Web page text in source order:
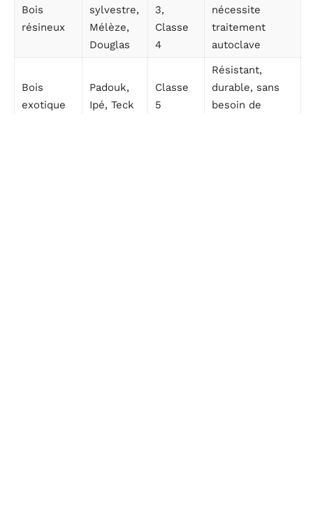
Bois
résineux
sylvestre,
Mélèze,
Douglas
3,
Classe
4
nécessite
traitement
autoclave
Bois
exotique
Padouk,
Ipé, Teck
Classe
5
Résistant,
durable, sans
besoin de